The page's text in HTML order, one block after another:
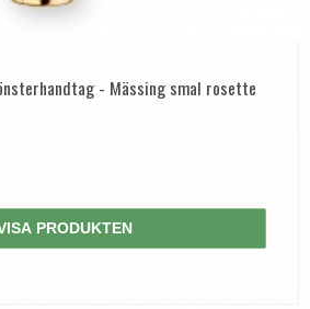
- Mässing smal rosette
PRODUKTEN